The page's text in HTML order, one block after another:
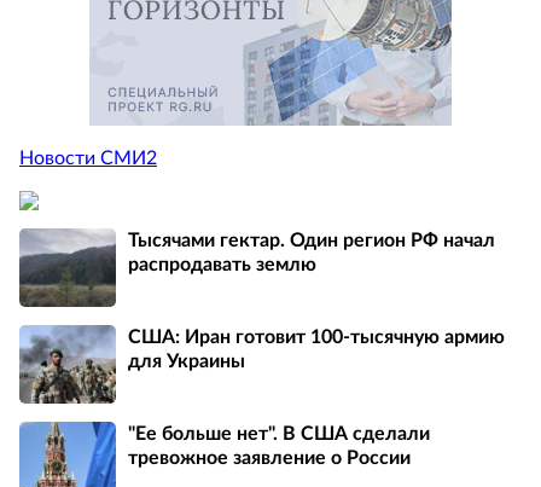
Новости СМИ2
Тысячами гектар. Один регион РФ начал
распродавать землю
США: Иран готовит 100-тысячную армию
для Украины
"Ее больше нет". В США сделали
тревожное заявление о России